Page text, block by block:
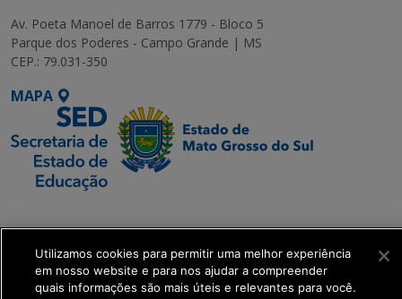
Av. Poeta Manoel de Barros 1779 - Bloco 5
Parque dos Poderes - Campo Grande | MS
CEP.: 79.031-350
MAPA
Executiva de
Transformação Digital
Utilizamos cookies para permitir uma melhor experiência
em nosso website e para nos ajudar a compreender
quais informações são mais úteis e relevantes para você.